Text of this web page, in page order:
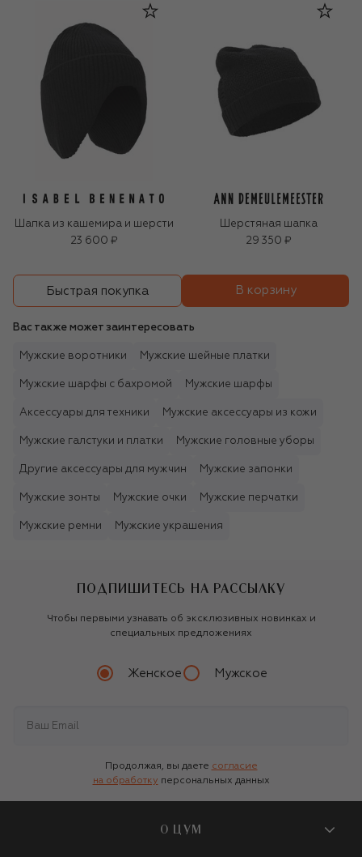
Шапка из кашемира и шерсти
23 600 ₽
Шерстяная шапка
29 350 ₽
Быстрая покупка В корзину
Вас также может заинтересовать
Мужские воротники Мужские шейные платки
Мужские шарфы с бахромой Мужские шарфы
Аксессуары для техники Мужские аксессуары из кожи
Мужские галстуки и платки Мужские головные уборы
Другие аксессуары для мужчин Мужские запонки
Мужские зонты Мужские очки Мужские перчатки
Мужские ремни Мужские украшения
ПОДПИШИТЕСЬ НА РАССЫЛКУ
Чтобы первыми узнавать об эксклюзивных новинках и
специальных предложениях
Женское Мужское
Продолжая, вы даете согласие
на обработку персональных данных
О ЦУМ